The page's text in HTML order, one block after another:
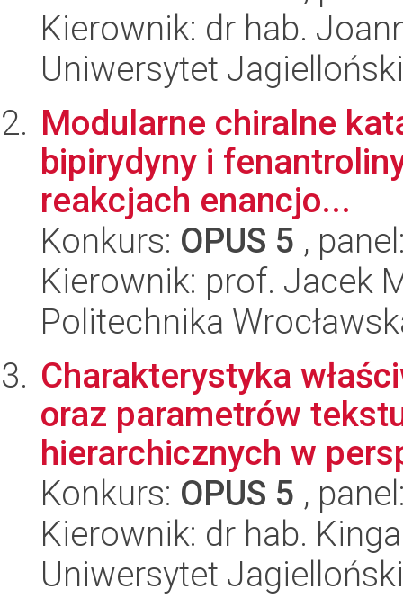
Kierownik: dr hab.
Uniwersytet
Modularne chiralne
bipirydyny i
reakcjach enancjo...
Konkurs: OPUS 5 ,
Kierownik: prof. Jacek
Politechnika
Charakterystyka
oraz parametrów
hierarchicznych w
Konkurs: OPUS 5 ,
Kierownik: dr hab.
Uniwersytet